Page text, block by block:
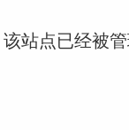
站点已经被